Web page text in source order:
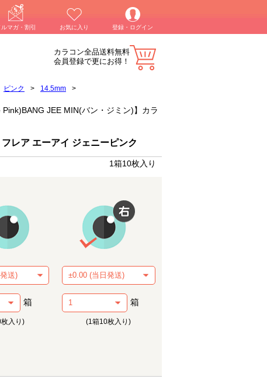
ルマガ・割引 お気に入り 登録・ログイン
カラコン全品送料無料
会員登録で更にお得！
ピンク > 14.5mm
>
JEE MIN(バン・ジミン)】カラ
レア エーアイ ジェニーピンク
1箱10枚入り
箱
入り)
箱
(1箱10枚入り)